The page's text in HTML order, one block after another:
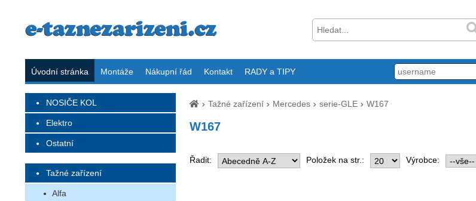
Úvodní stránka Montáže Nákupní řád Kontakt RADY a TIPY
NOSIČE KOL
Elektro
Ostatní
Tažné zařízení
Alfa
Tažné zařízení Mercedes serie-GLE W167
W167
Řadit: Položek na str.: Výrobce: